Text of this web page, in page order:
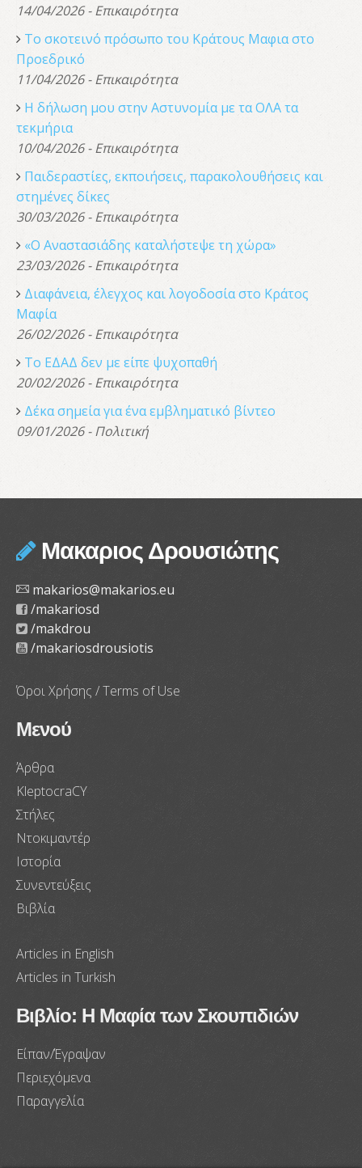
14/04/2026 - Επικαιρότητα
Το σκοτεινό πρόσωπο του Κράτους Μαφια στο
Προεδρικό
11/04/2026 - Επικαιρότητα
Η δήλωση μου στην Αστυνομία με τα ΟΛΑ τα
τεκμήρια
10/04/2026 - Επικαιρότητα
Παιδεραστίες, εκποιήσεις, παρακολουθήσεις και
στημένες δίκες
30/03/2026 - Επικαιρότητα
«Ο Αναστασιάδης καταλήστεψε τη χώρα»
23/03/2026 - Επικαιρότητα
Διαφάνεια, έλεγχος και λογοδοσία στο Κράτος
Μαφία
26/02/2026 - Επικαιρότητα
Το ΕΔΑΔ δεν με είπε ψυχοπαθή
20/02/2026 - Επικαιρότητα
Δέκα σημεία για ένα εμβληματικό βίντεο
09/01/2026 - Πολιτική
Μακαριος Δρουσιώτης
makarios@makarios.eu
/makariosd
/makdrou
/makariosdrousiotis
Όροι Χρήσης / Terms of Use
Μενού
Άρθρα
KleptocraCY
Στήλες
Ντοκιμαντέρ
Ιστορία
Συνεντεύξεις
Βιβλία
Articles in English
Articles in Turkish
Βιβλίο: Η Μαφία των Σκουπιδιών
Είπαν/Έγραψαν
Περιεχόμενα
Παραγγελία